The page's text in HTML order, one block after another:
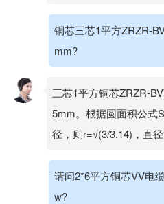
铜芯三芯1平方ZRZR-
mm?
三芯1平方铜芯ZRZR-
5mm。根据圆面积公式
径，则r=√(3/3.14)，直径
请问2*6平方铜芯VV电
w?